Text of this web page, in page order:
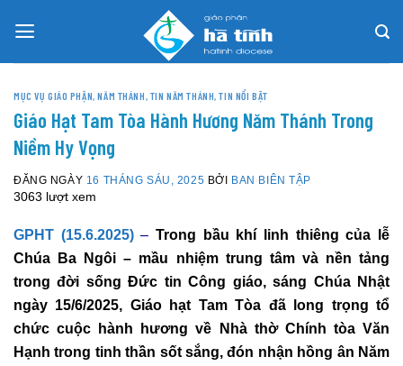
MỤC VỤ GIÁO PHẬN,NĂM THÁNH, TIN NĂM THÁNH,TIN NỔI BẬT
Giáo Hạt Tam Tòa Hành Hương Năm Thánh Trong
Niềm Hy Vọng
ĐĂNG NGÀY 16 THÁNG SÁU, 2025 BỞI BAN BIÊN TẬP
3063 lượt xem
GPHT (15.6.2025) – Trong bầu khí linh thiêng của lễ
Chúa Ba Ngôi – mầu nhiệm trung tâm và nền tảng
trong đời sống Đức tin Công giáo, sáng Chúa Nhật
ngày 15/6/2025, Giáo hạt Tam Tòa đã long trọng tổ
chức cuộc hành hương về Nhà thờ Chính tòa Văn
Hạnh trong tinh thần sốt sắng, đón nhận hồng ân Năm